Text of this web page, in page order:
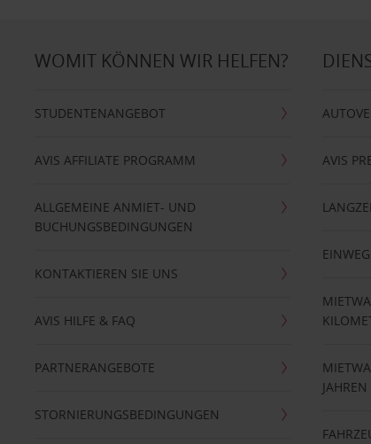
WOMIT KÖNNEN WIR HELFEN?
STUDENTENANGEBOT
AVIS AFFILIATE PROGRAMM
ALLGEMEINE ANMIET- UND
BUCHUNGSBEDINGUNGEN
KONTAKTIEREN SIE UNS
AVIS HILFE & FAQ
PARTNERANGEBOTE
STORNIERUNGSBEDINGUNGEN
AVIS
JAHREN